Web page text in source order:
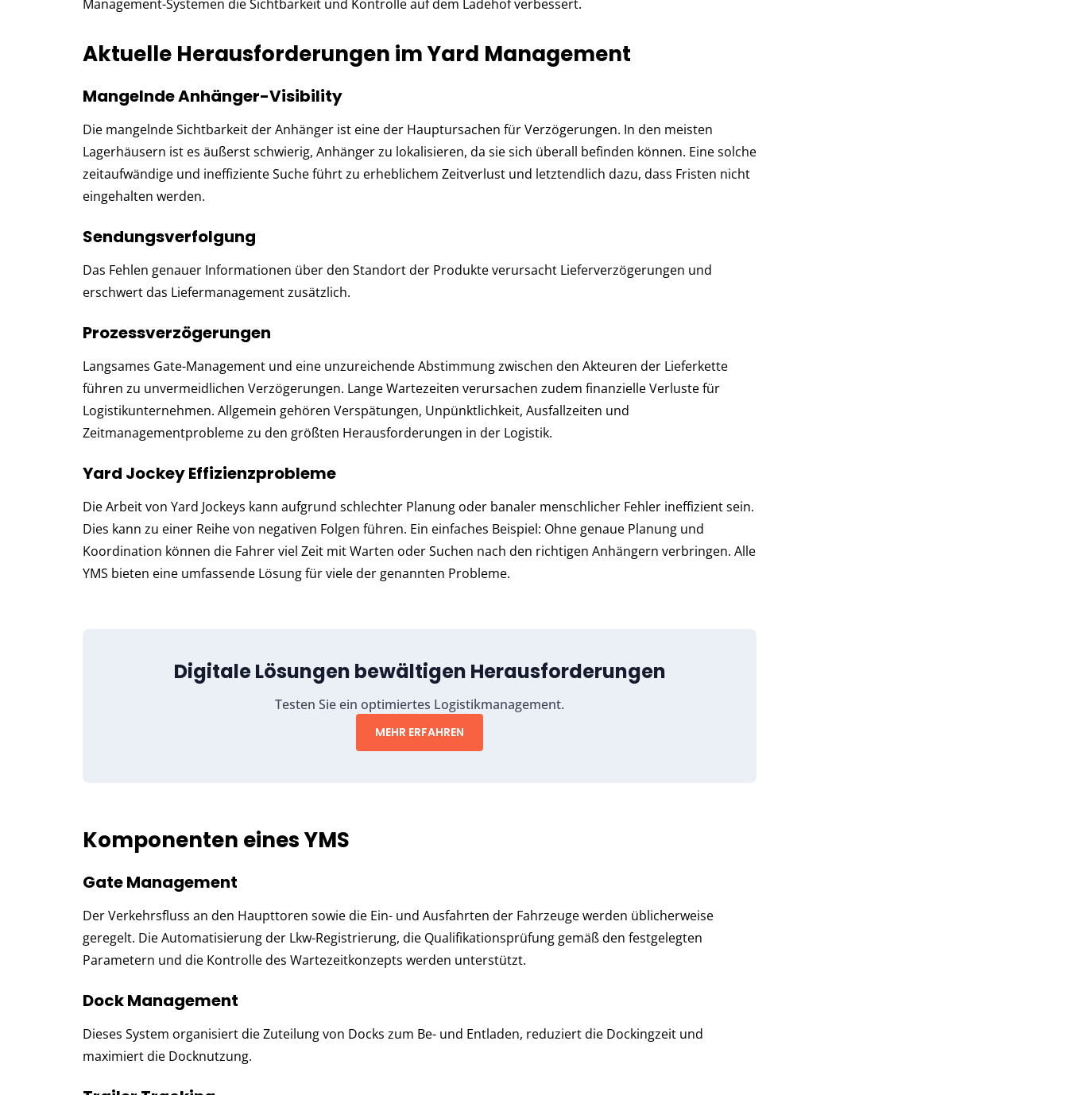
Management-Systemen die Sichtbarkeit und Kontrolle auf dem Ladehof verbessert.
Aktuelle Herausforderungen im Yard Management
Mangelnde Anhänger-Visibility
Die mangelnde Sichtbarkeit der Anhänger ist eine der Hauptursachen für Verzögerungen. In den meisten
Lagerhäusern ist es äußerst schwierig, Anhänger zu lokalisieren, da sie sich überall befinden können. Eine solche
zeitaufwändige und ineffiziente Suche führt zu erheblichem Zeitverlust und letztendlich dazu, dass Fristen nicht
eingehalten werden.
Sendungsverfolgung
Das Fehlen genauer Informationen über den Standort der Produkte verursacht Lieferverzögerungen und
erschwert das Liefermanagement zusätzlich.
Prozessverzögerungen
Langsames Gate-Management und eine unzureichende Abstimmung zwischen den Akteuren der Lieferkette
führen zu unvermeidlichen Verzögerungen. Lange Wartezeiten verursachen zudem finanzielle Verluste für
Logistikunternehmen. Allgemein gehören Verspätungen, Unpünktlichkeit, Ausfallzeiten und
Zeitmanagementprobleme zu den größten Herausforderungen in der Logistik.
Yard Jockey Effizienzprobleme
Die Arbeit von Yard Jockeys kann aufgrund schlechter Planung oder banaler menschlicher Fehler ineffizient sein.
Dies kann zu einer Reihe von negativen Folgen führen. Ein einfaches Beispiel: Ohne genaue Planung und
Koordination können die Fahrer viel Zeit mit Warten oder Suchen nach den richtigen Anhängern verbringen. Alle
YMS bieten eine umfassende Lösung für viele der genannten Probleme.
Digitale Lösungen bewältigen Herausforderungen
Testen Sie ein optimiertes Logistikmanagement.
MEHR ERFAHREN
Komponenten eines YMS
Gate Management
Der Verkehrsfluss an den Haupttoren sowie die Ein- und Ausfahrten der Fahrzeuge werden üblicherweise
geregelt. Die Automatisierung der Lkw-Registrierung, die Qualifikationsprüfung gemäß den festgelegten
Parametern und die Kontrolle des Wartezeitkonzepts werden unterstützt.
Dock Management
Dieses System organisiert die Zuteilung von Docks zum Be- und Entladen, reduziert die Dockingzeit und
maximiert die Docknutzung.